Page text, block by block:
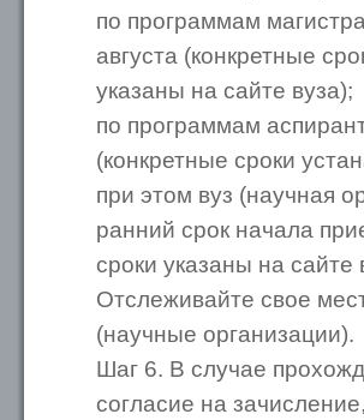
по программам
августа (конкретные
указаны на сайте вуза);
по программам
(конкретные сроки
при этом вуз (научная
ранний срок начала
сроки указаны на
Отслеживайте свое
(научные организации).
Шаг 6. В случае
согласие на